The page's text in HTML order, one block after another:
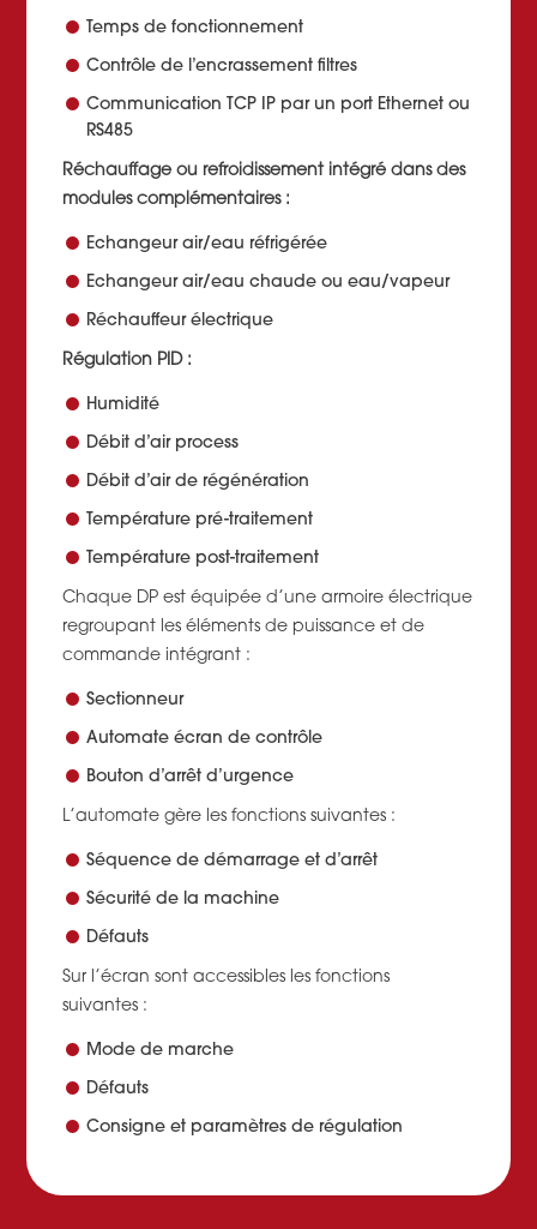
Temps de fonctionnement
Contrôle de l’encrassement filtres
Communication TCP IP par un port Ethernet ou
RS485
Réchauffage ou refroidissement intégré dans des
modules complémentaires :
Echangeur air/eau réfrigérée
Echangeur air/eau chaude ou eau/vapeur
Réchauffeur électrique
Régulation PID :
Humidité
Débit d’air process
Débit d’air de régénération
Température pré-traitement
Température post-traitement
Chaque DP est équipée d’une armoire électrique
regroupant les éléments de puissance et de
commande intégrant :
Sectionneur
Automate écran de contrôle
Bouton d’arrêt d’urgence
L’automate gère les fonctions suivantes :
Séquence de démarrage et d’arrêt
Sécurité de la machine
Défauts
Sur l’écran sont accessibles les fonctions
suivantes :
Mode de marche
Défauts
Consigne et paramètres de régulation